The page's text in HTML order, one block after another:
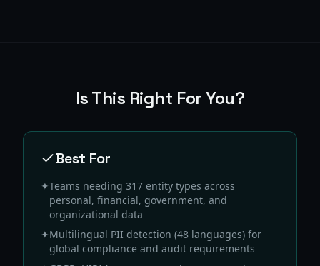
Is This Right For You?
Best For
✦Teams needing 317 entity types across
personal, financial, government, and
organizational data
✦Multilingual PII detection (48 languages) for
global compliance and audit requirements